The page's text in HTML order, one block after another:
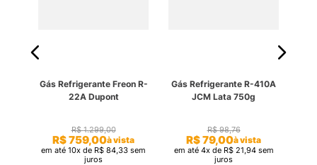
Gás Refrigerante Freon R-
22A Dupont
R$ 1.299,00
R$759,00à vista
em até 10x de R$ 84,33 sem
juros
Gás Refrigerante R-410A
JCM Lata 750g
R$ 98,76
R$79,00à vista
em até 4x de R$ 21,94sem
juros